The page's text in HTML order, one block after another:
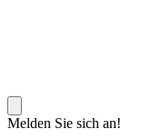
Melden Sie sich an!